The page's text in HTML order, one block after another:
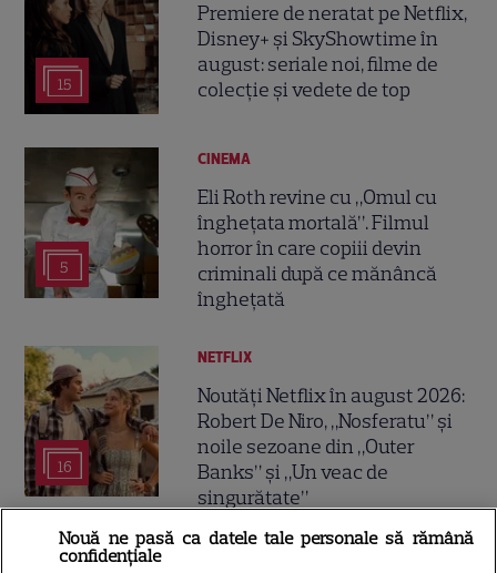
15
Premiere de neratat pe Netflix,
Disney+ și SkyShowtime în
august: seriale noi, filme de
colecție și vedete de top
5
CINEMA
Eli Roth revine cu „Omul cu
înghețata mortală”. Filmul
horror în care copiii devin
criminali după ce mănâncă
înghețată
16
NETFLIX
Noutăți Netflix în august 2026:
Robert De Niro, „Nosferatu” și
noile sezoane din „Outer
Banks” și „Un veac de
singurătate”
Nouă ne pasă ca datele tale personale să rămână
confidențiale